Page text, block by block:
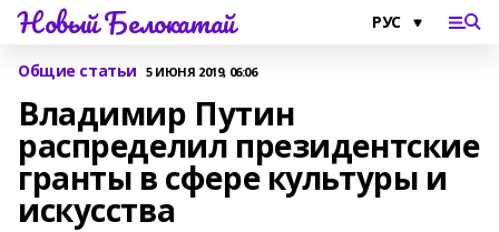
Новый Белокатай
Общие статьи 5 ИЮНЯ 2019, 06:06
Владимир Путин
распределил президентские
гранты в сфере культуры и
искусства